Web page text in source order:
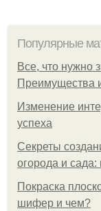
Популярные
Все, что нужно
Преимущества
Изменение
успеха
Секреты
огорода и сада:
Покраска
шифер и чем?